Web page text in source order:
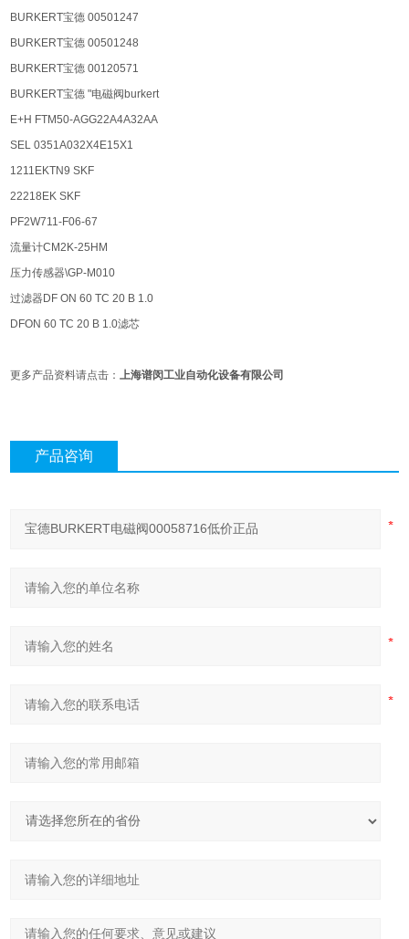
BURKERT宝德 00501247
BURKERT宝德 00501248
BURKERT宝德 00120571
BURKERT宝德 "电磁阀burkert
E+H FTM50-AGG22A4A32AA
SEL 0351A032X4E15X1
1211EKTN9 SKF
22218EK SKF
PF2W711-F06-67
流量计CM2K-25HM
压⼒传感器\GP-M010
过滤器DF ON 60 TC 20 B 1.0
DFON 60 TC 20 B 1.0滤芯
更多产品资料请点击：上海谱闵⼯业⾃动化设备有限公司
产品咨询